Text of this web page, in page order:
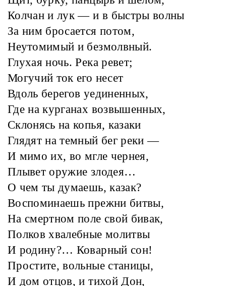
Колчан и лук — и в быстры волны
За ним бросается потом,
Неутомимый и безмолвный.
Глухая ночь. Река ревет;
Могучий ток его несет
Вдоль берегов уединенных,
Где на курганах возвышенных,
Склонясь на копья, казаки
Глядят на темный бег реки —
И мимо их, во мгле чернея,
Плывет оружие злодея…
О чем ты думаешь, казак?
Воспоминаешь прежни битвы,
На смертном поле свой бивак,
Полков хвалебные молитвы
И родину?… Коварный сон!
Простите, вольные станицы,
И дом отцов, и тихой Дон,